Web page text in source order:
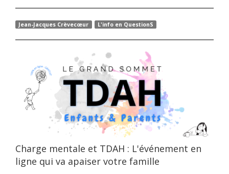
Jean-Jacques Crèvecœur L'info en QuestionS
Charge mentale et TDAH : L'événement en
ligne qui va apaiser votre famille